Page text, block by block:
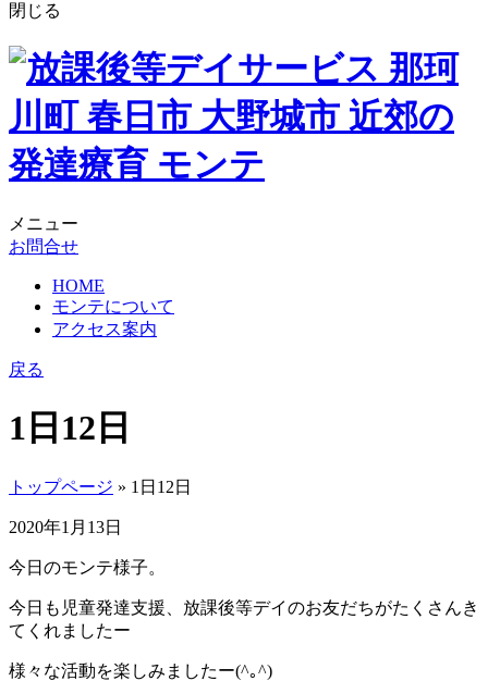
閉じる
メニュー
お問合せ
HOME
モンテについて
アクセス案内
戻る
1日12日
トップページ » 1日12日
2020年1月13日
今日のモンテ様子。
今日も児童発達支援、放課後等デイのお友だちがたくさんき
てくれましたー
様々な活動を楽しみましたー(^｡^)